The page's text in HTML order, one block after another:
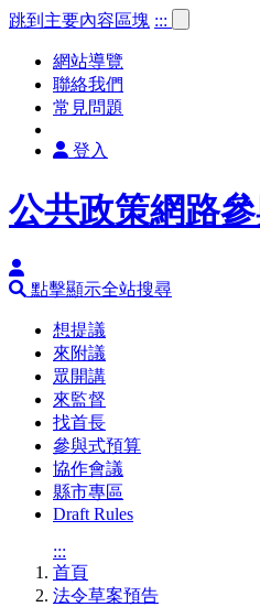
跳到主要內容區塊 :::
網站導覽
聯絡我們
常見問題
登入
公共政策網路
點擊顯示全站搜尋
想提議
來附議
眾開講
來監督
找首長
參與式預算
協作會議
縣市專區
Draft Rules
:::
首頁
法令草案預告